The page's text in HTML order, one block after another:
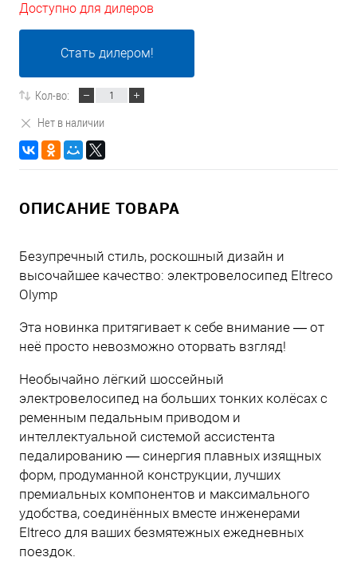
Доступно для дилеров
Стать дилером!
Кол-во:
Нет в наличии
ОПИСАНИЕ ТОВАРА
Безупречный стиль, роскошный дизайн и
высочайшее качество: электровелосипед Eltreco
Olymp
Эта новинка притягивает к себе внимание — от
неё просто невозможно оторвать взгляд!
Необычайно лёгкий шоссейный
электровелосипед на больших тонких колёсах с
ременным педальным приводом и
интеллектуальной системой ассистента
педалированию — синергия плавных изящных
форм, продуманной конструкции, лучших
премиальных компонентов и максимального
удобства, соединённых вместе инженерами
Eltreco для ваших безмятежных ежедневных
поездок.